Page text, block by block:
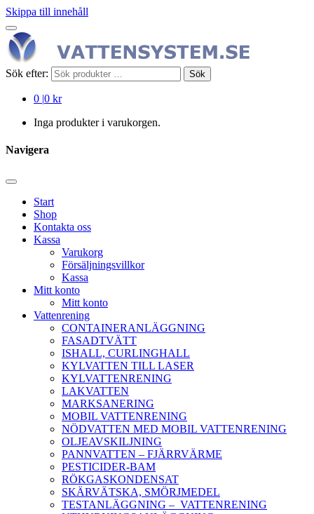
Skippa till innehåll
Sök efter: Sök
0 |0 kr
Inga produkter i varukorgen.
Navigera
Start
Shop
Kontakta oss
Kassa
Varukorg
Försäljningsvillkor
Kassa
Mitt konto
Mitt konto
Vattenrening
CONTAINERANLÄGGNING
FASADTVÄTT
ISHALL, CURLINGHALL
KYLVATTEN TILL LASER
KYLVATTENRENING
LAKVATTEN
MARKSANERING
MOBIL VATTENRENING
NÖDVATTEN MED MOBIL VATTENRENING
OLJEAVSKILJNING
PANNVATTEN – FJÄRRVÄRME
PESTICIDER-BAM
RÖKGASKONDENSAT
SKÄRVÄTSKA, SMÖRJMEDEL
TESTANLÄGGNING – VATTENRENING